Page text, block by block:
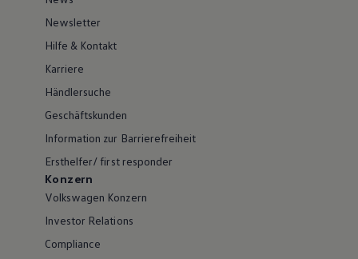
Newsletter
Hilfe & Kontakt
Karriere
Händlersuche
Geschäftskunden
Information zur Barrierefreiheit
Ersthelfer/ first responder
Konzern
Volkswagen Konzern
Investor Relations
Compliance